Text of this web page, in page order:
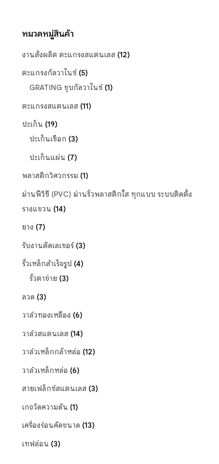
หมวดหมู่สินค้า
งานสั่งผลิต ตะแกรงสแตนเลส (12)
ตะแกรงกัลวาไนซ์ (5)
GRATING ชุบกัลวาไนซ์ (1)
ตะแกรงสแตนเลส (11)
ปะเก็น (19)
ปะเก็นเชือก (3)
ปะเก็นแผ่น (7)
พลาสติกวิศวกรรม (1)
ม่านพีวีซี (PVC) ม่านริ้วพลาสติกใส ทุกแบบ ระบบติดตั้ง
รางแขวน (14)
ยาง (7)
รับงานตัดเลเซอร์ (3)
รั้วเหล็กสำเร็จรูป (4)
รั้วตาข่าย (3)
ลวด (3)
วาล์วทองเหลือง (6)
วาล์วสแตนเลส (14)
วาล์วเหล็กกล้าหล่อ (12)
วาล์วเหล็กหล่อ (6)
สายเฟล็กซ์สแตนเลส (3)
เกจวัดความดัน (1)
เครื่องร่อนคัดขนาด (13)
เทฟล่อน (3)